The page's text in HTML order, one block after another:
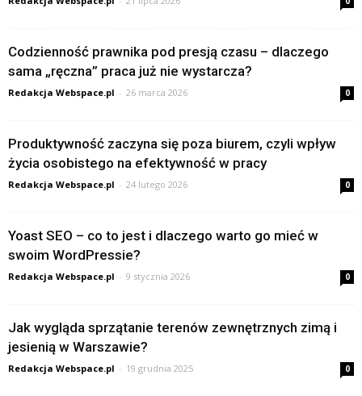
Codzienność prawnika pod presją czasu – dlaczego
sama „ręczna” praca już nie wystarcza?
Redakcja Webspace.pl - 26 marca 2026 0
Produktywność zaczyna się poza biurem, czyli wpływ
życia osobistego na efektywność w pracy
Redakcja Webspace.pl - 24 lutego 2026 0
Yoast SEO – co to jest i dlaczego warto go mieć w
swoim WordPressie?
Redakcja Webspace.pl - 9 stycznia 2026 0
Jak wygląda sprzątanie terenów zewnętrznych zimą i
jesienią w Warszawie?
Redakcja Webspace.pl - 19 grudnia 2025 0